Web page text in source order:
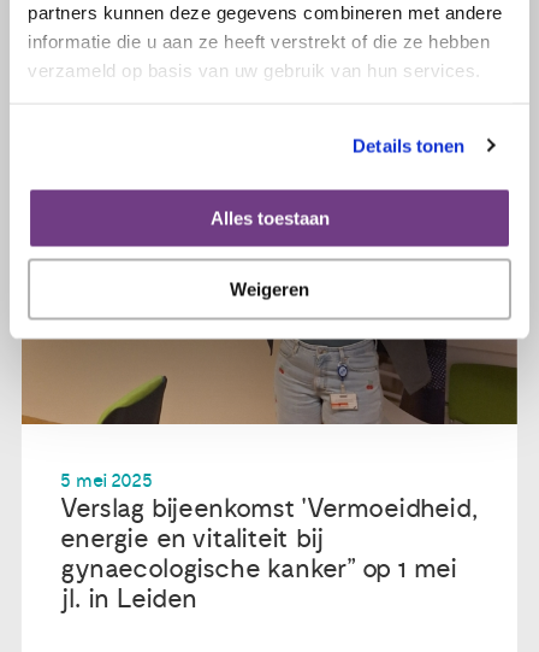
partners kunnen deze gegevens combineren met andere
informatie die u aan ze heeft verstrekt of die ze hebben
verzameld op basis van uw gebruik van hun services.
Details tonen
Alles toestaan
Weigeren
5 mei 2025
Verslag bijeenkomst 'Vermoeidheid,
energie en vitaliteit bij
gynaecologische kanker” op 1 mei
jl. in Leiden